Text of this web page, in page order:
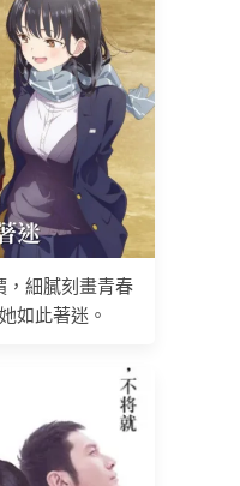
，細膩刻畫青春
如此著迷。